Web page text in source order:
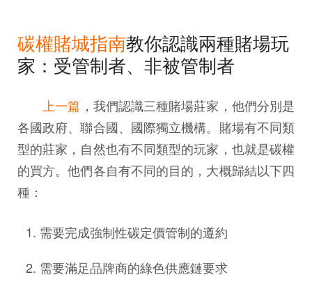
碳權賭城指南教你認識兩種賭場玩
家：受管制者、非被管制者
上一篇 ，我們認識三種賭場莊家，他們分別是
各國政府、聯合國、國際獨立機構。賭場有不同類
型的莊家，自然也有不同類型的玩家，也就是碳權
的買方。他們各自有不同的目的，大概歸結以下四
種：
需要完成強制性碳定價管制的遵約
需要滿足品牌商的綠色供應鏈要求